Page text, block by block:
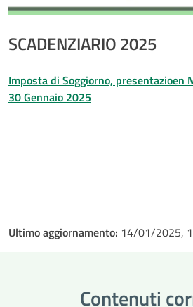
SCADENZIARIO 2025
Imposta di Soggiorno, presentazioen
30 Gennaio 2025
Ultimo aggiornamento: 14/01/2025,
Contenuti